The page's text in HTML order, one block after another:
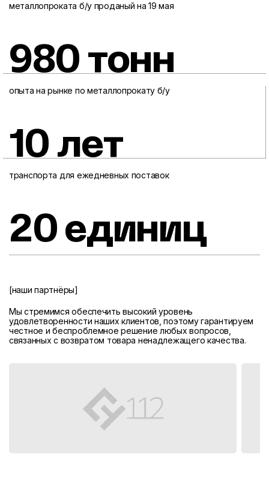
металлопроката б/у проданый на 19 мая
980 тонн
опыта на рынке по металлопрокату б/у
10 лет
транспорта для ежедневных поставок
20 единиц
[наши партнёры]
Мы стремимся обеспечить высокий уровень
удовлетворенности наших клиентов, поэтому гарантируем
честное и беспроблемное решение любых вопросов,
связанных с возвратом товара ненадлежащего качества.